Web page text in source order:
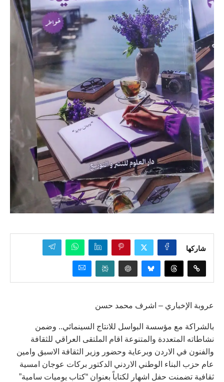
شاركها
عروبة الإخباري – اشرف محمد حسن
بالشراكة مع مؤسسة البواسل للانتاج السينمائي.. وضمن
نشاطاته المتعددة والمتنوعة اقام الملتقى العراقي للثقافة
والفنون في الاردن وبرعاية وحضور وزير الثقافة الاسبق وامين
عام حزب البناء الوطني الاردني الدكتور بركات عوجان امسية
ثقافية تضمنت حفل اشهار لكتاباً بعنوان “كتاب يوميات سامية”